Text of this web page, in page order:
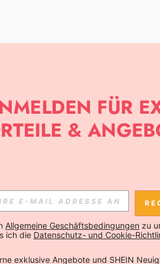
APP
ANMELDEST, KANNST DU DIE
DICH JEDERZEIT ABMELDEN).
Allgemeine Geschäftsbedingungen zu
ich die Datenschutz- und Cookie-
exklusive Angebote und SHEIN